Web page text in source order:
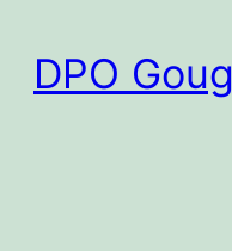
contenu
DPO